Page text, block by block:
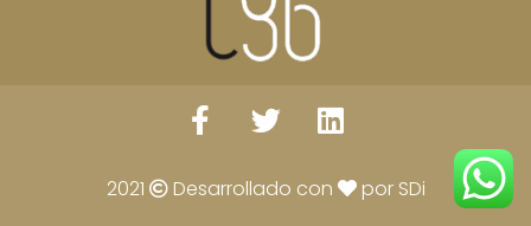
2021 Desarrollado con por SDi